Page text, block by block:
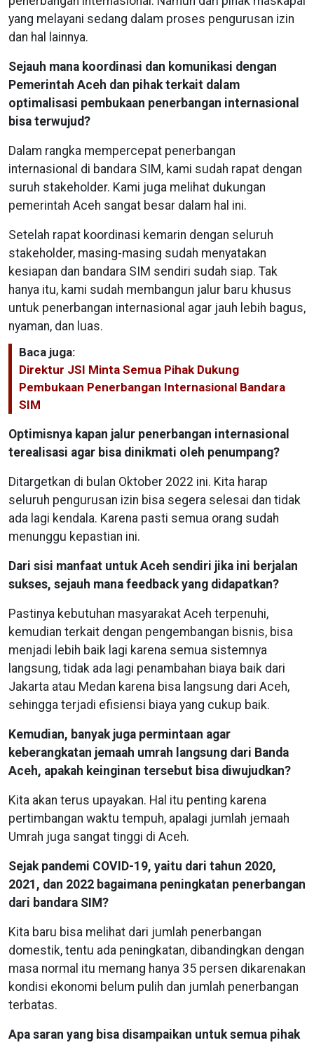
yang melayani sedang dalam proses pengurusan izin
dan hal lainnya.
Sejauh mana koordinasi dan komunikasi dengan
Pemerintah Aceh dan pihak terkait dalam
optimalisasi pembukaan penerbangan internasional
bisa terwujud?
Dalam rangka mempercepat penerbangan
internasional di bandara SIM, kami sudah rapat dengan
suruh stakeholder. Kami juga melihat dukungan
pemerintah Aceh sangat besar dalam hal ini.
Setelah rapat koordinasi kemarin dengan seluruh
stakeholder, masing-masing sudah menyatakan
kesiapan dan bandara SIM sendiri sudah siap. Tak
hanya itu, kami sudah membangun jalur baru khusus
untuk penerbangan internasional agar jauh lebih bagus,
nyaman, dan luas.
Baca juga:
Direktur JSI Minta Semua Pihak Dukung
Pembukaan Penerbangan Internasional Bandara
SIM
Optimisnya kapan jalur penerbangan internasional
terealisasi agar bisa dinikmati oleh penumpang?
Ditargetkan di bulan Oktober 2022 ini. Kita harap
seluruh pengurusan izin bisa segera selesai dan tidak
ada lagi kendala. Karena pasti semua orang sudah
menunggu kepastian ini.
Dari sisi manfaat untuk Aceh sendiri jika ini berjalan
sukses, sejauh mana feedback yang didapatkan?
Pastinya kebutuhan masyarakat Aceh terpenuhi,
kemudian terkait dengan pengembangan bisnis, bisa
menjadi lebih baik lagi karena semua sistemnya
langsung, tidak ada lagi penambahan biaya baik dari
Jakarta atau Medan karena bisa langsung dari Aceh,
sehingga terjadi efisiensi biaya yang cukup baik.
Kemudian, banyak juga permintaan agar
keberangkatan jemaah umrah langsung dari Banda
Aceh, apakah keinginan tersebut bisa diwujudkan?
Kita akan terus upayakan. Hal itu penting karena
pertimbangan waktu tempuh, apalagi jumlah jemaah
Umrah juga sangat tinggi di Aceh.
Sejak pandemi COVID-19, yaitu dari tahun 2020,
2021, dan 2022 bagaimana peningkatan penerbangan
dari bandara SIM?
Kita baru bisa melihat dari jumlah penerbangan
domestik, tentu ada peningkatan, dibandingkan dengan
masa normal itu memang hanya 35 persen dikarenakan
kondisi ekonomi belum pulih dan jumlah penerbangan
terbatas.
Apa saran yang bisa disampaikan untuk semua pihak